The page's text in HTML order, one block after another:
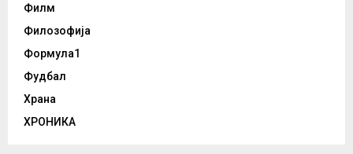
Филм
Филозофија
Формула1
Фудбал
Храна
ХРОНИКА